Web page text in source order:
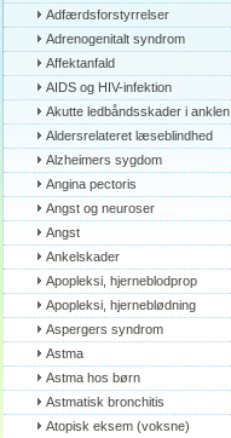
Adfærdsforstyrrelser
Adrenogenitalt syndrom
Affektanfald
AIDS og HIV-infektion
Akutte ledbåndsskader i anklen.
Aldersrelateret læseblindhed
Alzheimers sygdom
Angina pectoris
Angst og neuroser
Angst
Ankelskader
Apopleksi, hjerneblodprop
Apopleksi, hjerneblødning
Aspergers syndrom
Astma
Astma hos børn
Astmatisk bronchitis
Atopisk eksem (voksne)